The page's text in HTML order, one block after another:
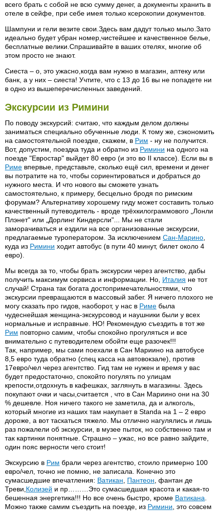
всего брать с собой не всю сумму денег, а документы хранить в
отеле в сейфе, при себе имея только ксерокопии документов.
Шампуни и гели везите свои.Здесь вам дадут только мыло.Зато
идеально будет убран номер,чистейшее и качественное белье,
бесплатные велики.Спрашивайте в ваших отелях, многие об
этом просто не знают.
Сиеста – о, это ужасно,когда вам нужно в магазин, аптеку или
банк, а у них – сиеста! Учтите, что с 13 до 16 вы не попадете ни
в одно из вышеперечисленных заведений.
Экскурсии из Римини
По поводу экскурсий: считаю, что каждым делом должны
заниматься специально обученные люди. К тому же, сэкономить
на самостоятельной поездке, скажем, в Рим - ну не получится.
Вот, допустим, поездка туда и обратно из Римини на одного на
поезде "Евростар" выйдет 80 евро (и это во II классе). Если вы в
Риме впервые, представьте, сколько ещё сил, времени и денег
вы потратите на то, чтобы сориентироваться и добраться до
нужного места. И что нового вы сможете узнать
самостоятельно, к примеру, бесцельно бродя по римским
форумам? Альтернативу хорошему гиду может составить только
качественный путеводитель - вроде трёхкилограммового „Лонли
Плэнет" или „Дорлинг Киндерсли"... Мы не стали
заморачиваться и ездили на все организованные экскурсии,
предлагаемые туроператором. За исключением Сан-Марино
куда из Римини ходит автобус (в пути 40 минут, билет около 4
евро).
Мы всегда за то, чтобы брать экскурсии через агентство, дабы
получить максимум сервиса и информации. Но, Италия не тот
случай! Страна так богата достопримечательностями, что
экскурсии превращаются в массовый забег. Я ничего плохого не
могу сказать про гидов, наоборот, у нас в Риме была
чудеснейшая женщина-экскурсовод и наушники были у всех
нормальные и исправные. НО! Рекомендую съездить в тот же
Рим повторно самим, чтобы спокойно прогуляться и все
внимательно с путеводителем обойти еще разочек!!!
Так, например, мы сами поехали в Сан Мариино на автобусе
8,5 евро туда обратно (спец касса на автовокзале), против
17евро/чел через агентство. Гид там не нужен и время у вас
будет предостаточно, спокойто погулять по улицам
крепости,отдохнуть в кафешках, заглянуть в магазины. Здесь
покупают очки и часы,считается , что в Сан Мариино они на 30
% дешевле. Ноя ничего такого не заметила, да и алкоголь,
который многие из наших там накупает в Standa на 1 – 2 евро
дороже, а вот таскаться тяжело. Мы отлично нагулялись и лишь
раз пожалели об экскурсии, в музее пыток, но собственно там и
так картинки понятные. Страшно – ужас, но все равно зайдите,
один пояс верности чего стоит!
Экскурсию в Рим брали через агентство, стоило примерно 100
евро/чел, точно не помню, не записала. Конечно это
сумасшедшие впечатления: Ватикан Пантеон , фантан де
Треви, Колизей и пр………Это сумасшедшая красота и какая-то
бешенная энергетика!!! Но все очень быстро, кроме Ватикана
Можно также самим съездить на поезде, из Римини , это совсем